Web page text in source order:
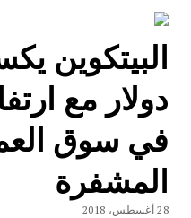
دولار مع
في سوق
المشفرة
28 أغسطس، 2018